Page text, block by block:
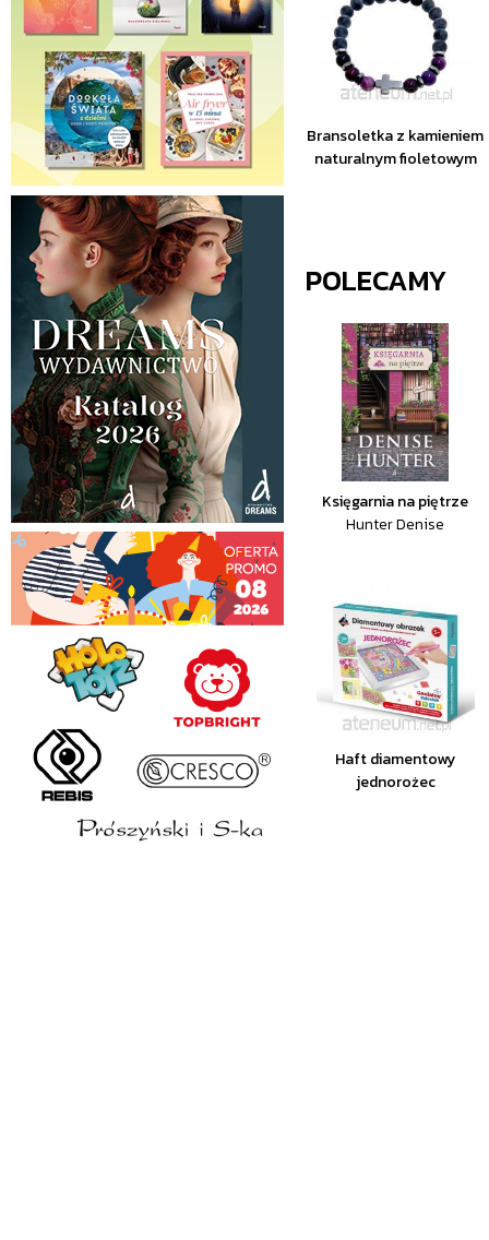
Bransoletka z kamieniem
naturalnym fioletowym
POLECAMY
Księgarnia na piętrze
Hunter Denise
Haft diamentowy
jednorożec